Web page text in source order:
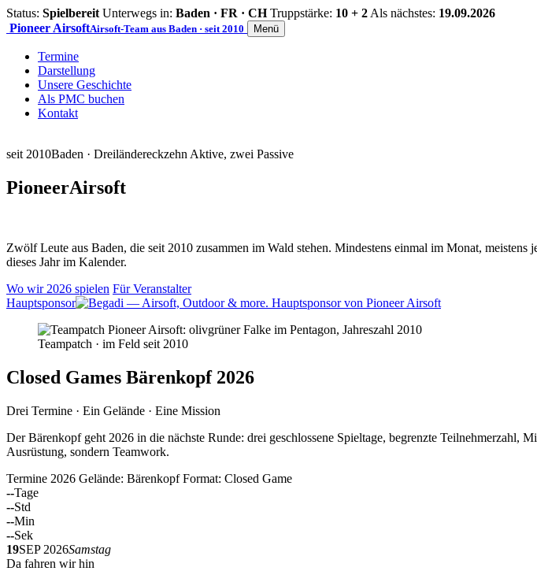
Status: Spielbereit Unterwegs in: Baden · FR · CH Truppstärke: 10 + 2 Als nächstes: 19.09.2026
Pioneer AirsoftAirsoft-Team aus Baden · seit 2010 Menü
Termine
Darstellung
Unsere Geschichte
Als PMC buchen
Kontakt
seit 2010Baden · Dreiländereckzehn Aktive, zwei Passive
PioneerAirsoft
Zwölf Leute aus Baden, die seit 2010 zusammen im Wald stehen. Mindestens einmal im Monat,
dieses Jahr im Kalender.
Wo wir 2026 spielen Für Veranstalter
Hauptsponsor
Teampatch · im Feld seit 2010
Closed Games Bärenkopf 2026
Drei Termine · Ein Gelände · Eine Mission
Der Bärenkopf geht 2026 in die nächste Runde: drei geschlossene Spieltage, begrenzte
Ausrüstung, sondern Teamwork.
Termine 2026 Gelände: Bärenkopf Format: Closed Game
--Tage
--Std
--Min
--Sek
19SEP 2026Samstag
Da fahren wir hin